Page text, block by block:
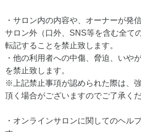
・サロン内の内容や、オーナーが発
サロン外（口外、SNS等を含む全て
転記することを禁止致します。
・他の利用者への中傷、脅迫、いや
を禁止致します。
※上記禁止事項が認められた際は、
頂く場合がございますのでご了承くだ
・オンラインサロンに関してのヘル